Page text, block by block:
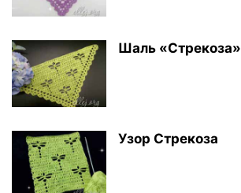
Шаль «Стрекоза»
Узор Стрекоза